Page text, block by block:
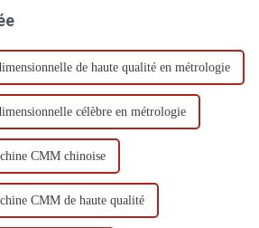
mesure tridimensionnelle.
de haute qualité en métrologie
célèbre en métrologie
CMM chinoise
CMM de haute qualité